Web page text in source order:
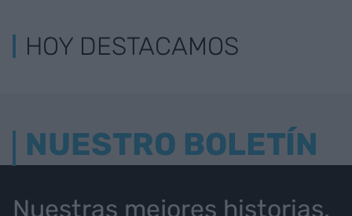
HOY DESTACAMOS
NUESTRO BOLETÍN
Nuestras mejores historias,